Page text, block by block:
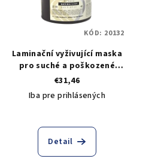
Laminační vyživující maska
pro suché a poškozené
vlasy Togethair Natural
Glossy Hair Mask 500 ml
€31,46
Iba pre prihlásených
Detail
KÓD: 20132